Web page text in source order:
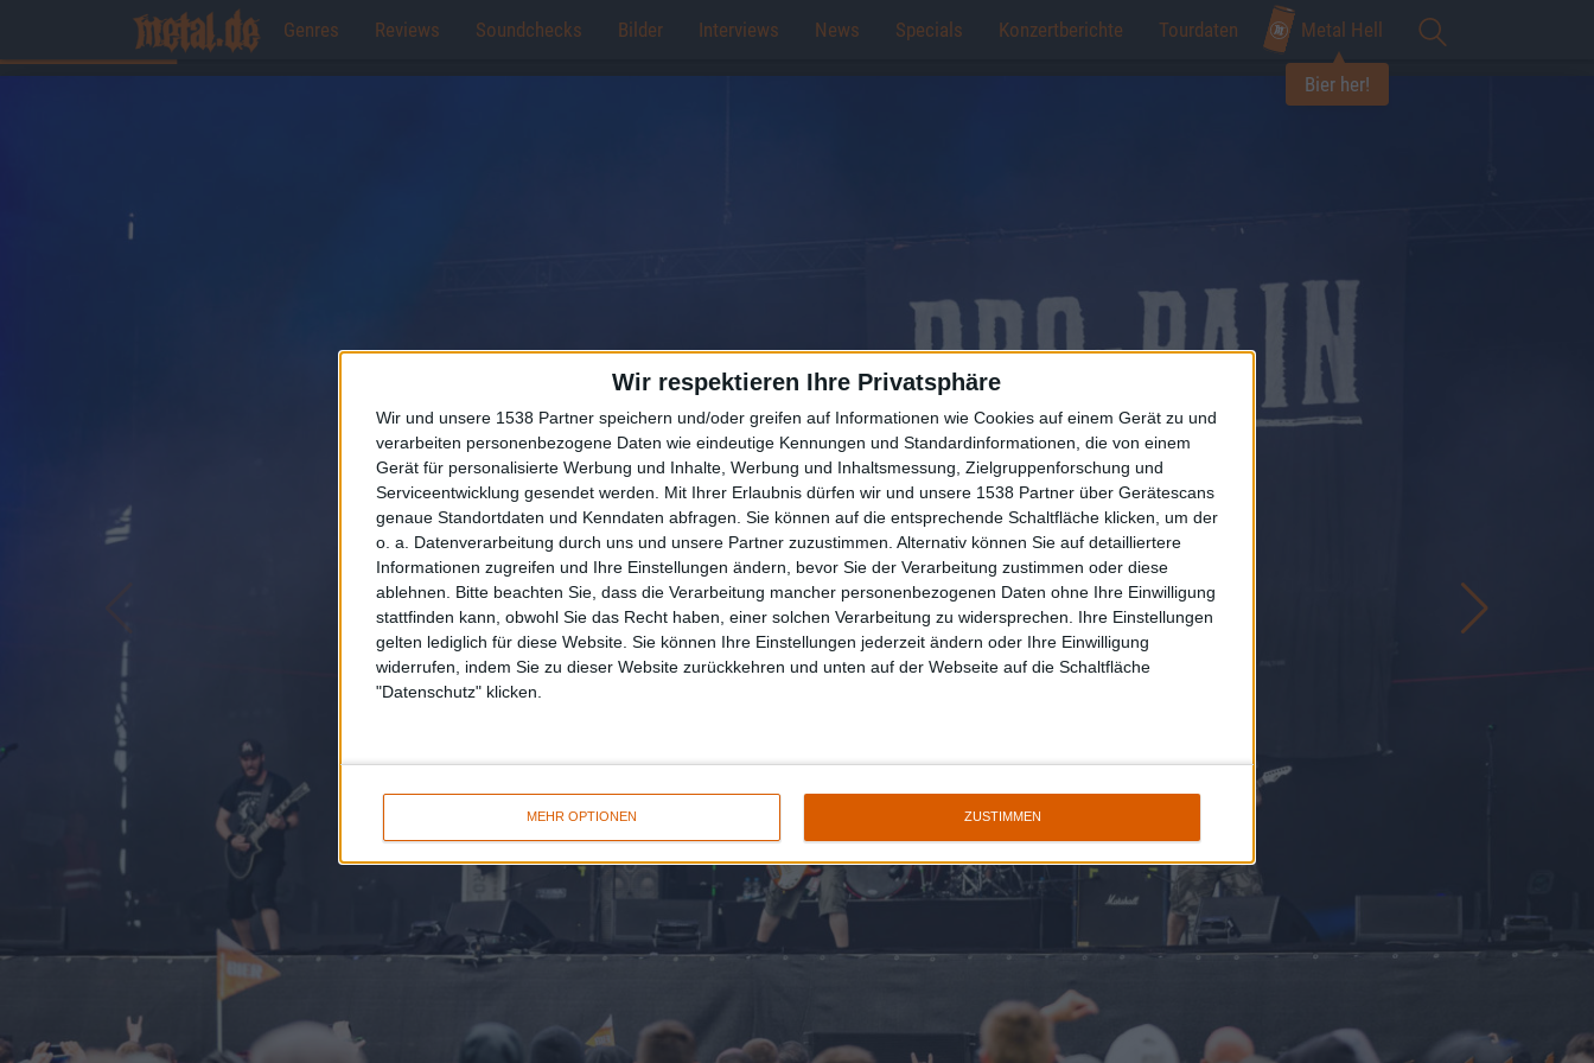
Wir respektieren Ihre Privatsphäre
Wir und unsere 1538 Partner speichern und/oder greifen auf Informationen wie Cookies auf einem Gerät zu und
verarbeiten personenbezogene Daten wie eindeutige Kennungen und Standardinformationen, die von einem
Gerät für personalisierte Werbung und Inhalte, Werbung und Inhaltsmessung, Zielgruppenforschung und
Serviceentwicklung gesendet werden. Mit Ihrer Erlaubnis dürfen wir und unsere 1538 Partner über Gerätescans
genaue Standortdaten und Kenndaten abfragen. Sie können auf die entsprechende Schaltfläche klicken, um der
o. a. Datenverarbeitung durch uns und unsere Partner zuzustimmen. Alternativ können Sie auf detailliertere
Informationen zugreifen und Ihre Einstellungen ändern, bevor Sie der Verarbeitung zustimmen oder diese
ablehnen. Bitte beachten Sie, dass die Verarbeitung mancher personenbezogenen Daten ohne Ihre Einwilligung
stattfinden kann, obwohl Sie das Recht haben, einer solchen Verarbeitung zu widersprechen. Ihre Einstellungen
gelten lediglich für diese Website. Sie können Ihre Einstellungen jederzeit ändern oder Ihre Einwilligung
widerrufen, indem Sie zu dieser Website zurückkehren und unten auf der Webseite auf die Schaltfläche
"Datenschutz" klicken.
MEHR OPTIONEN ZUSTIMMEN
Genres Reviews Soundchecks Bilder Interviews News Specials Konzertberichte Tourdaten Metal Hell
Bier her!